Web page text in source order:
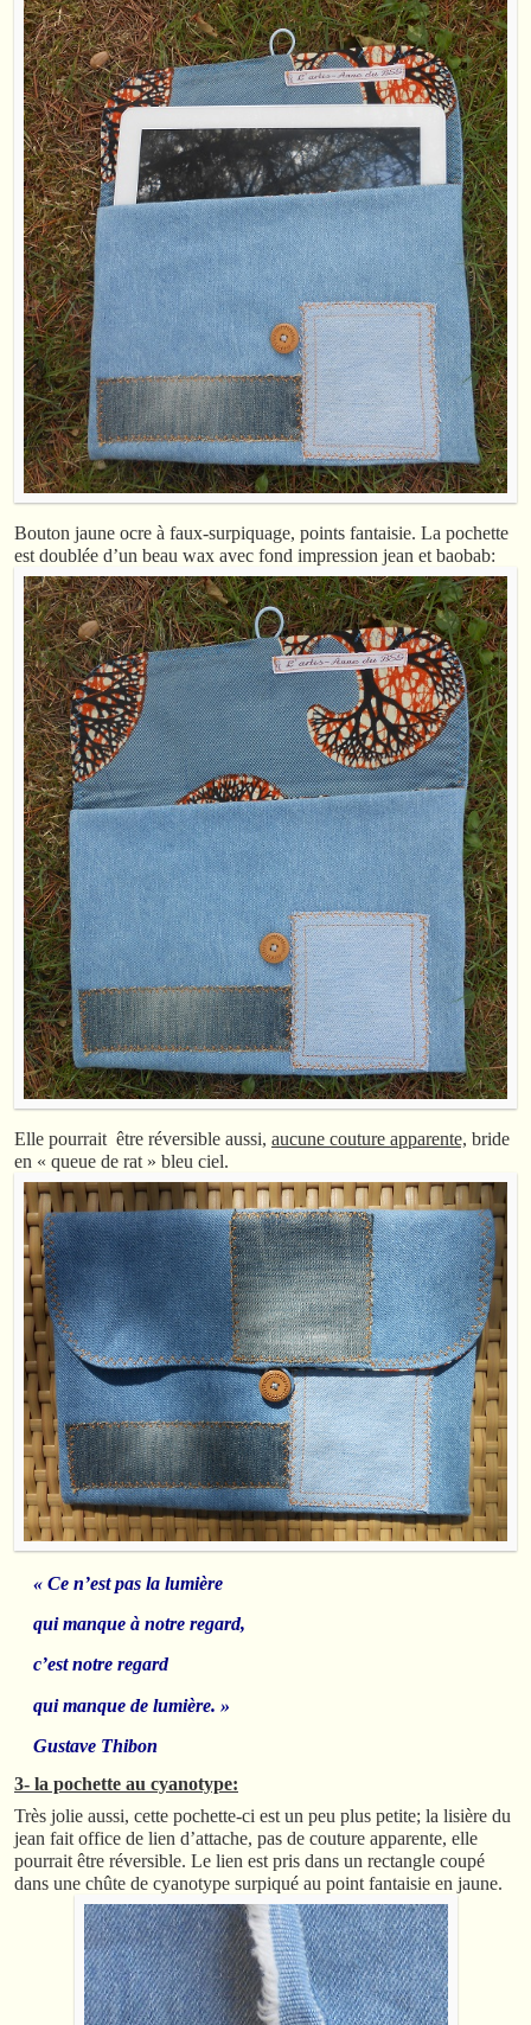
Bouton jaune ocre à faux-surpiquage, points fantaisie. La pochette
est doublée d’un beau wax avec fond impression jean et baobab:
Elle pourrait être réversible aussi, aucune couture apparente, bride
en « queue de rat » bleu ciel.
« Ce n’est pas la lumière
qui manque à notre regard,
c’est notre regard
qui manque de lumière. »
Gustave Thibon
3- la pochette au cyanotype:
Très jolie aussi, cette pochette-ci est un peu plus petite; la lisière du
jean fait office de lien d’attache, pas de couture apparente, elle
pourrait être réversible. Le lien est pris dans un rectangle coupé
dans une chûte de cyanotype surpiqué au point fantaisie en jaune.